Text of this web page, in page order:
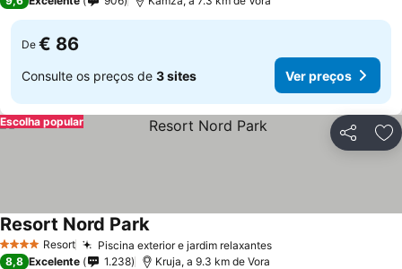
De € 86
Consulte os preços de 3 sites Ver preços
Partilhar
Escolha popular
4 EstrelasResort Piscina exterior e jardim relaxantes
Resort Nord Park
8,8 Excelente 1.238 Kruja, a 9.3 km de Vora